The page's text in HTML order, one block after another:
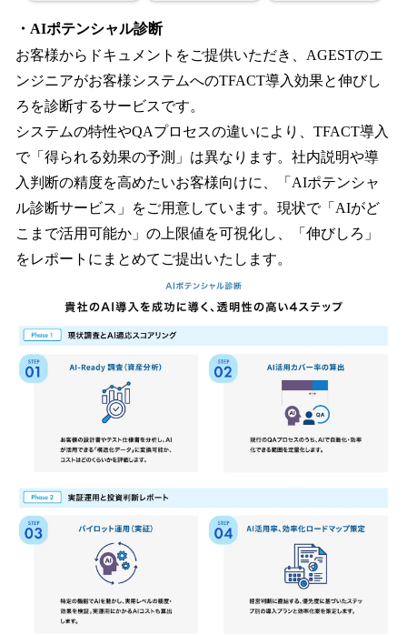
・AIポテンシャル診断
お客様からドキュメントをご提供いただき、AGESTのエ
ンジニアがお客様システムへのTFACT導入効果と伸びし
ろを診断するサービスです。
システムの特性やQAプロセスの違いにより、TFACT導入
で「得られる効果の予測」は異なります。社内説明や導
入判断の精度を高めたいお客様向けに、「AIポテンシャ
ル診断サービス」をご用意しています。現状で「AIがど
こまで活用可能か」の上限値を可視化し、「伸びしろ」
をレポートにまとめてご提出いたします。